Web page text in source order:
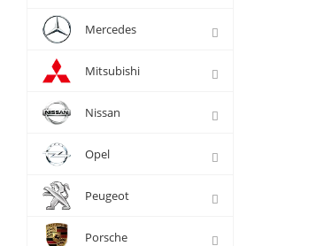
Mercedes
Mitsubishi
Nissan
Opel
Peugeot
Porsche